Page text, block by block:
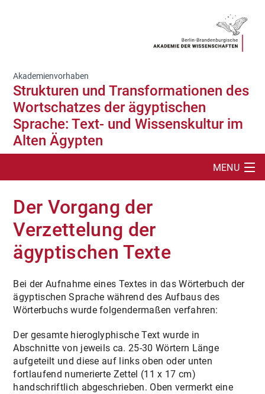
Akademienvorhaben
Strukturen und Transformationen des
Wortschatzes der ägyptischen
Sprache: Text- und Wissenskultur im
Alten Ägypten
MENU
PROJEKT
DIGITALE ANGEBOTE
AKTUELLES / VERANSTALTUNGEN
Der Vorgang der
Verzettelung der
ägyptischen Texte
Bei der Aufnahme eines Textes in das Wörterbuch der
ägyptischen Sprache während des Aufbaus des
Wörterbuchs wurde folgendermaßen verfahren:
Der gesamte hieroglyphische Text wurde in
Abschnitte von jeweils ca. 25-30 Wörtern Länge
aufgeteilt und diese auf links oben oder unten
fortlaufend numerierte Zettel (11 x 17 cm)
handschriftlich abgeschrieben. Oben vermerkt eine